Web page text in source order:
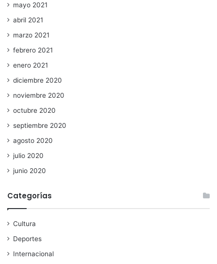
mayo 2021
abril 2021
marzo 2021
febrero 2021
enero 2021
diciembre 2020
noviembre 2020
octubre 2020
septiembre 2020
agosto 2020
julio 2020
junio 2020
Categorías
Cultura
Deportes
Internacional